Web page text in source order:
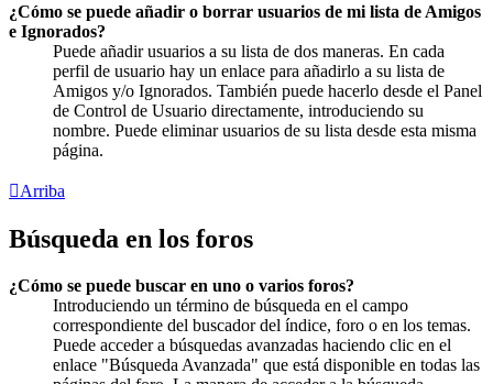
¿Cómo se puede añadir o borrar usuarios de mi lista de Amigos
e Ignorados?
Puede añadir usuarios a su lista de dos maneras. En cada
perfil de usuario hay un enlace para añadirlo a su lista de
Amigos y/o Ignorados. También puede hacerlo desde el Panel
de Control de Usuario directamente, introduciendo su
nombre. Puede eliminar usuarios de su lista desde esta misma
página.
Arriba
Búsqueda en los foros
¿Cómo se puede buscar en uno o varios foros?
Introduciendo un término de búsqueda en el campo
correspondiente del buscador del índice, foro o en los temas.
Puede acceder a búsquedas avanzadas haciendo clic en el
enlace "Búsqueda Avanzada" que está disponible en todas las